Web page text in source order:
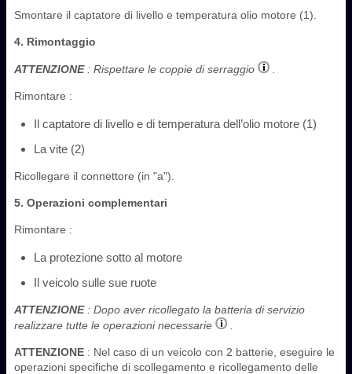
Smontare il captatore di livello e temperatura olio motore (1).
4. Rimontaggio
ATTENZIONE: Rispettare le coppie di serraggio
Rimontare :
Il captatore di livello e di temperatura dell’olio motore (1)
La vite (2)
Ricollegare il connettore (in "a").
5. Operazioni complementari
Rimontare :
La protezione sotto al motore
Il veicolo sulle sue ruote
ATTENZIONE: Dopo aver ricollegato la batteria di servizio
realizzare tutte le operazioni necessarie
ATTENZIONE : Nel caso di un veicolo con 2 batterie, eseguire le
operazioni specifiche di scollegamento e ricollegamento delle